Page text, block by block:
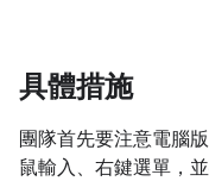
具體措施
團隊首先要注意電腦
鼠輸入、右鍵選單，